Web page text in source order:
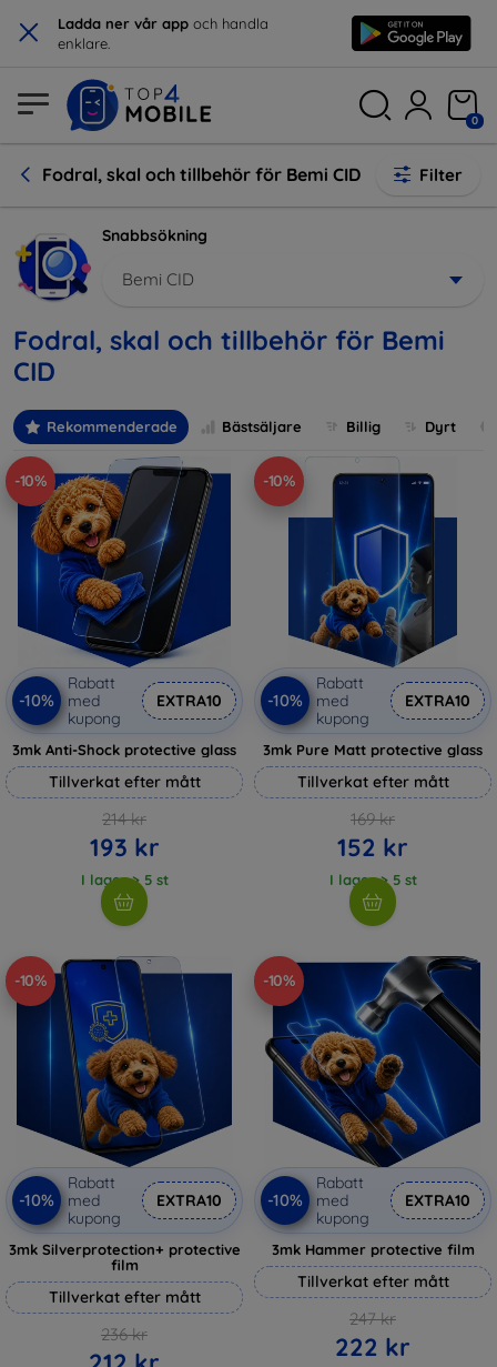
× Ladda ner vår app och handla
enklare.
0
Fodral, skal och tillbehör för Bemi CID Filter
Snabbsökning
Bemi CID
Fodral, skal och tillbehör för Bemi
CID
Rekommenderade Bästsäljare Billig Dyrt
-10%
-10%
Rabatt
med
kupong
EXTRA10
3mk Anti-Shock protective glass
Tillverkat efter mått
214 kr
193 kr
I lager > 5 st
-10%
-10%
Rabatt
med
kupong
EXTRA10
3mk Pure Matt protective glass
Tillverkat efter mått
169 kr
152 kr
I lager > 5 st
-10%
-10%
Rabatt
med
kupong
EXTRA10
3mk Silverprotection+ protective
film
Tillverkat efter mått
236 kr
-10%
-10%
Rabatt
med
kupong
EXTRA10
3mk Hammer protective film
Tillverkat efter mått
247 kr
222 kr